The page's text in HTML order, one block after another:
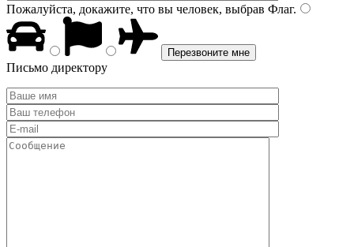
Пожалуйста, докажите, что вы человек, выбрав Флаг.
Письмо директору